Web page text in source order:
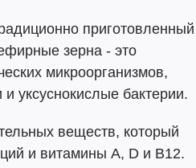
приготовленный
зерна - это
микроорганизмов,
уксуснокислые бактерии.
веществ, который
и витамины A, D и B12.